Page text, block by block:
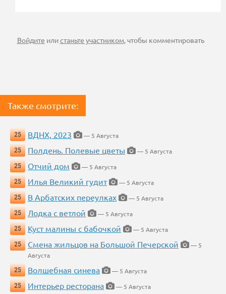
Войдите илистаньте участником, чтобы комментировать
Также смотрите:
25 ВДНХ, 2023
— 5 Августа
25
Полдень. Полевые цветы
— 5 Августа
25
Отчий дом
— 5 Августа
25
Илья Великий гудит
— 5 Августа
25
В Арбатских переулках
— 5 Августа
25
Лодка с ветлой
— 5 Августа
25
Куст малины с бабочкой
— 5 Августа
25
Смена жильцов на Большой Печерской
— 5
Августа
25
Волшебная синева
— 5 Августа
25
Интерьер ресторана — 5 Августа